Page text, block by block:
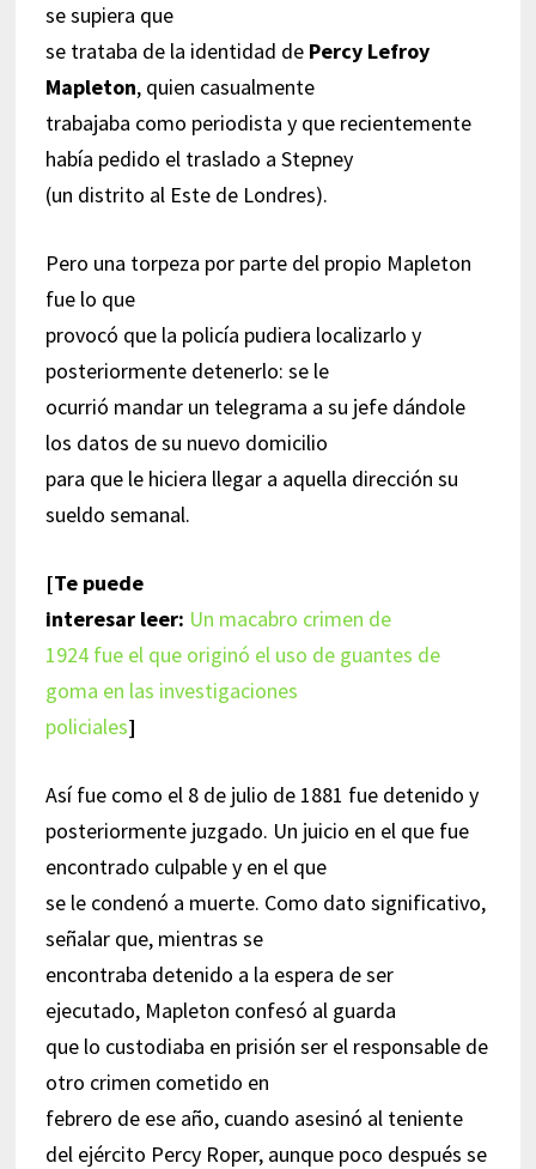
se supiera que
se trataba de la identidad de Percy Lefroy
Mapleton, quien casualmente
trabajaba como periodista y que recientemente
había pedido el traslado a Stepney
(un distrito al Este de Londres).
Pero una torpeza por parte del propio Mapleton
fue lo que
provocó que la policía pudiera localizarlo y
posteriormente detenerlo: se le
ocurrió mandar un telegrama a su jefe dándole
los datos de su nuevo domicilio
para que le hiciera llegar a aquella dirección su
sueldo semanal.
[Te puede
interesar leer: Un macabro crimen de
1924 fue el que originó el uso de guantes de
goma en las investigaciones
policiales]
Así fue como el 8 de julio de 1881 fue detenido y
posteriormente juzgado. Un juicio en el que fue
encontrado culpable y en el que
se le condenó a muerte. Como dato significativo,
señalar que, mientras se
encontraba detenido a la espera de ser
ejecutado, Mapleton confesó al guarda
que lo custodiaba en prisión ser el responsable de
otro crimen cometido en
febrero de ese año, cuando asesinó al teniente
del ejército Percy Roper, aunque poco después se